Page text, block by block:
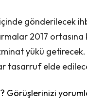
gönderilecek
2017 ortasına
yükü getirecek.
tasarruf elde
Görüşlerinizi